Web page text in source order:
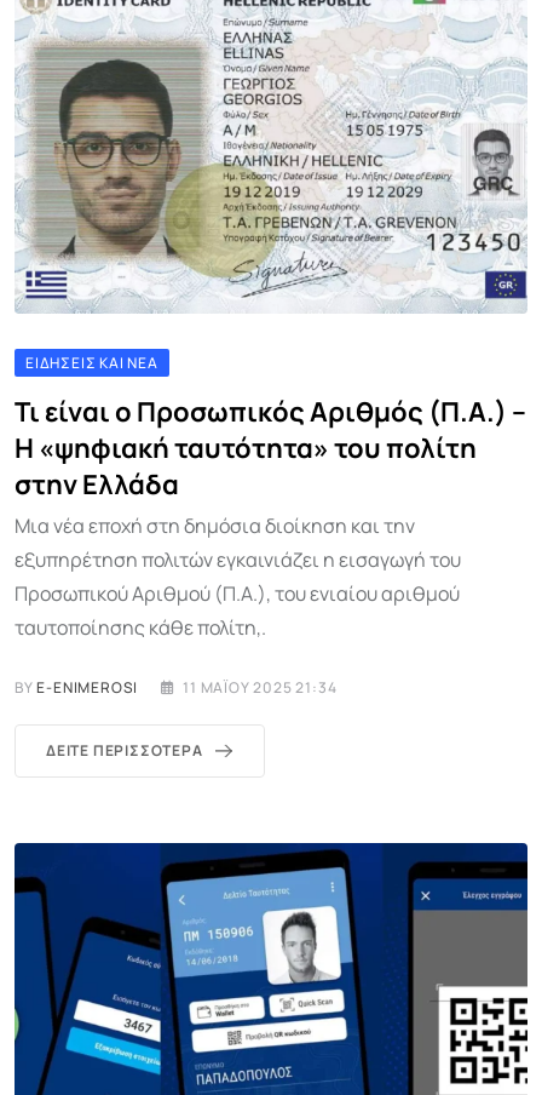
ΕΙΔΉΣΕΙΣ ΚΑΙ ΝΈΑ
Τι είναι ο Προσωπικός Αριθμός (Π.Α.) –
Η «ψηφιακή ταυτότητα» του πολίτη
στην Ελλάδα
Μια νέα εποχή στη δημόσια διοίκηση και την
εξυπηρέτηση πολιτών εγκαινιάζει η εισαγωγή του
Προσωπικού Αριθμού (Π.Α.), του ενιαίου αριθμού
ταυτοποίησης κάθε πολίτη,.
BYE-ENIMEROSI 11 ΜΑΪ́ΟΥ 2025 21:34
ΔΕΊΤΕ ΠΕΡΙΣΣΌΤΕΡΑ